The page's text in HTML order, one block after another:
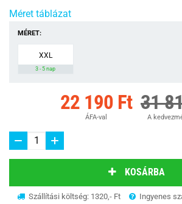
Méret táblázat
MÉRET:
XXL
3 - 5 nap
22 190 Ft
ÁFA-val
31
A
KOSÁRBA
Szállítási költség: 1320,- Ft Ingyenes